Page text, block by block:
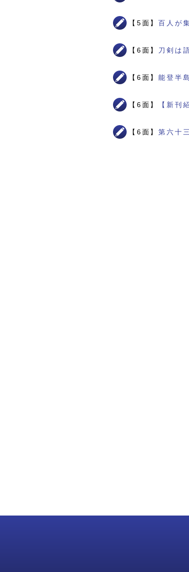
【5面】百人が
【6面】 刀剣は
【6面】能登半
【6面】 【新
【6面】第六十